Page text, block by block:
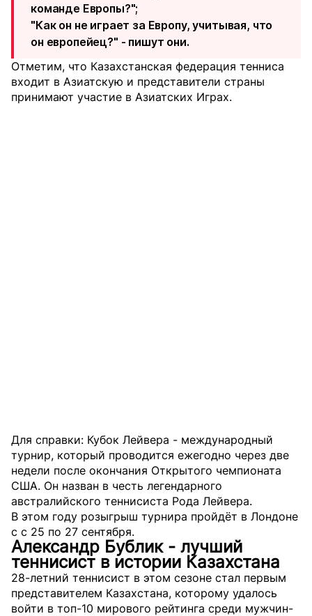
команде Европы?";
"Как он не играет за Европу, учитывая, что
он европейец?" - пишут они.
Отметим, что Казахстанская федерация тенниса
входит в Азиатскую и представители страны
принимают участие в Азиатских Играх.
Для справки: Кубок Лейвера - международный
турнир, который проводится ежегодно через две
недели после окончания Открытого чемпионата
США. Он назван в честь легендарного
австралийского теннисиста Рода Лейвера.
В этом году розыгрыш турнира пройдёт в Лондоне
с с 25 по 27 сентября.
Александр Бублик - лучший
теннисист в истории Казахстана
28-летний теннисист в этом сезоне стал первым
представителем Казахстана, которому удалось
войти в топ-10 мирового рейтинга среди мужчин-